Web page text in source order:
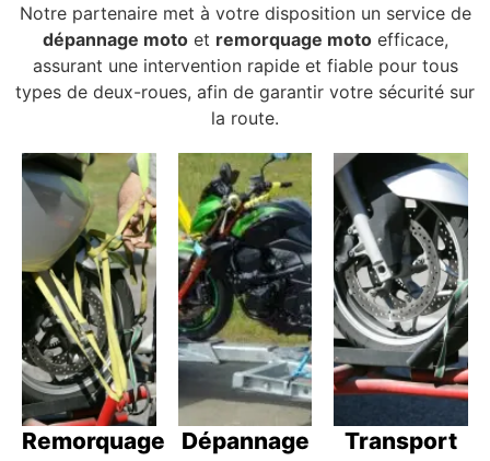
Notre partenaire met à votre disposition un service de
dépannage motoet remorquage motoefficace,
assurant une intervention rapide et fiable pour tous
types de deux-roues, afin de garantir votre sécurité sur
la route.
Remorquage
Dépannage
Transport